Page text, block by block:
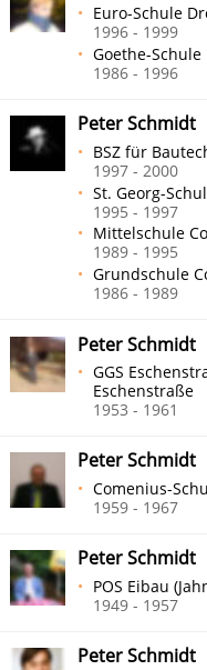
Euro-Schule
1996 - 1999
Goethe-Schule
1986 - 1996
Peter Schmidt
BSZ für
1997 - 2000
St. Georg-
1995 - 1997
Mittelschule
1989 - 1995
Grundschule
1986 - 1989
Peter Schmidt
GGS
Eschenstraße
1953 - 1961
Peter Schmidt
Comenius-
1959 - 1967
Peter Schmidt
POS Eibau
1949 - 1957
Peter Schmidt